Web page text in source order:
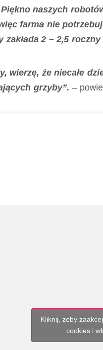
naszych
farma nie
2 – 2,5
wierzę, że niecałe
grzyby”. –
Kliknij, żeby
cookies i